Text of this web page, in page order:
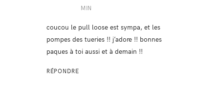
MIN
coucou le pull loose est sympa, et les
pompes des tueries !! j’adore !! bonnes
paques à toi aussi et à demain !!
RÉPONDRE